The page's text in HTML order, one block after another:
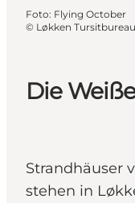
Die
Strandhäuser
stehen in
Foto: Flying October
© Løkken Tursitbureau